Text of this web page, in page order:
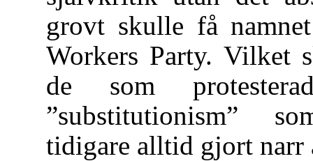
grovt skulle få
Workers Party. Vilket
de som
”substitutionism”
tidigare alltid gjort narr